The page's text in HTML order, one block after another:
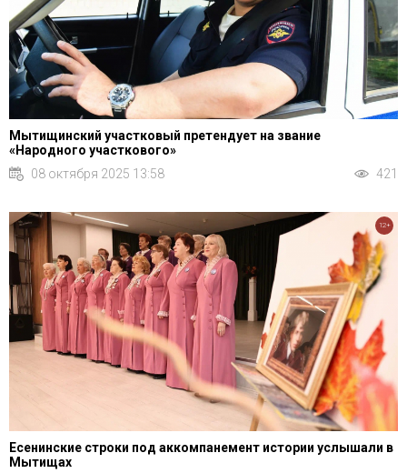
Мытищинский участковый претендует на звание
«Народного участкового»
08 октября 2025 13:58
421
Есенинские строки под аккомпанемент истории услышали в
Мытищах
12+